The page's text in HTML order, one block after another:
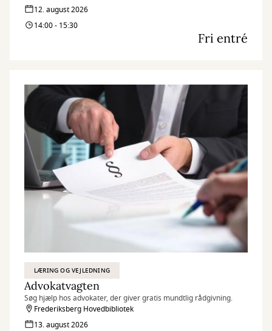
12. august 2026
14:00 - 15:30
Fri entré
LÆRING OG VEJLEDNING
Advokatvagten
Søg hjælp hos advokater, der giver gratis mundtlig rådgivning.
Frederiksberg Hovedbibliotek
13. august 2026